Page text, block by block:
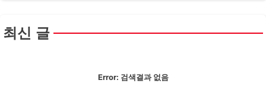
최신 글
Error: 검색결과 없음